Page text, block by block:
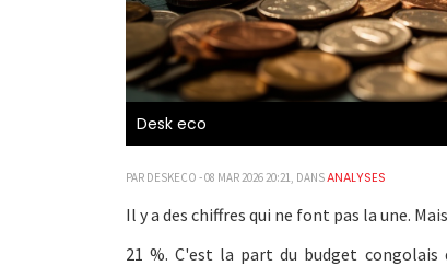
Desk eco
PAR DESKECO - 08 MAR 2026 20:21, DANSANALYSES
Il y a des chiffres qui ne font pas la une.
21 %. C'est la part du budget congolais